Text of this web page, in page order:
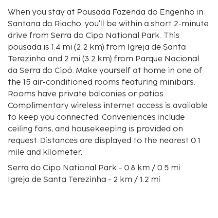
When you stay at Pousada Fazenda do Engenho in
Santana do Riacho, you'll be within a short 2-minute
drive from Serra do Cipo National Park. This
pousada is 1.4 mi (2.2 km) from Igreja de Santa
Terezinha and 2 mi (3.2 km) from Parque Nacional
da Serra do Cipó. Make yourself at home in one of
the 15 air-conditioned rooms featuring minibars.
Rooms have private balconies or patios.
Complimentary wireless internet access is available
to keep you connected. Conveniences include
ceiling fans, and housekeeping is provided on
request. Distances are displayed to the nearest 0.1
mile and kilometer.
Serra do Cipo National Park - 0.8 km / 0.5 mi
Igreja de Santa Terezinha - 2 km / 1.2 mi